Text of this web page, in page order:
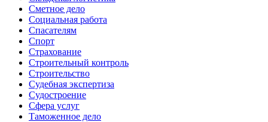
Сметное дело
Социальная работа
Спасателям
Спорт
Страхование
Строительный контроль
Строительство
Судебная экспертиза
Судостроение
Сфера услуг
Таможенное дело